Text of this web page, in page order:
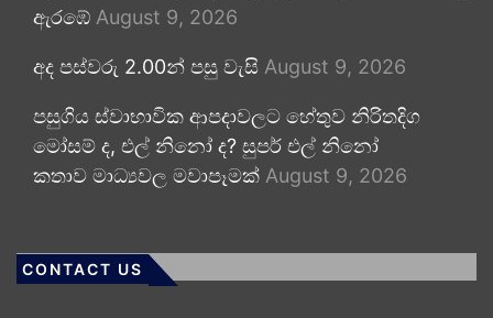
ඇරඹේ August 9, 2026
අද පස්වරු 2.00න් පසු වැසි August 9, 2026
පසුගිය ස්වාභාවික ආපදාවලට හේතුව නිරිතදිග
මෝසම් ද, එල් නිනෝ ද? සුපර් එල් නිනෝ
කතාව මාධ්‍යවල මවාපෑමක් August 9, 2026
CONTACT US